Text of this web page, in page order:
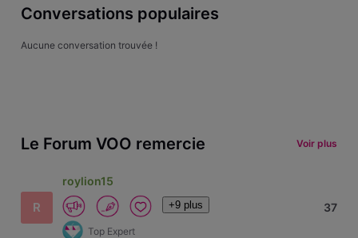
Conversations populaires
Aucune conversation trouvée !
Le Forum VOO remercie Voir plus
R
roylion15
+9 plus
Top Expert
37